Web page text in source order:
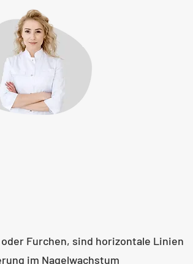
Furchen, sind horizontale Linien
im Nagelwachstum